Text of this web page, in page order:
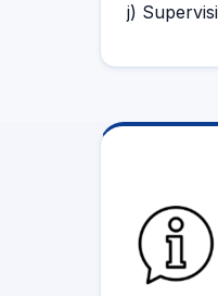
j)